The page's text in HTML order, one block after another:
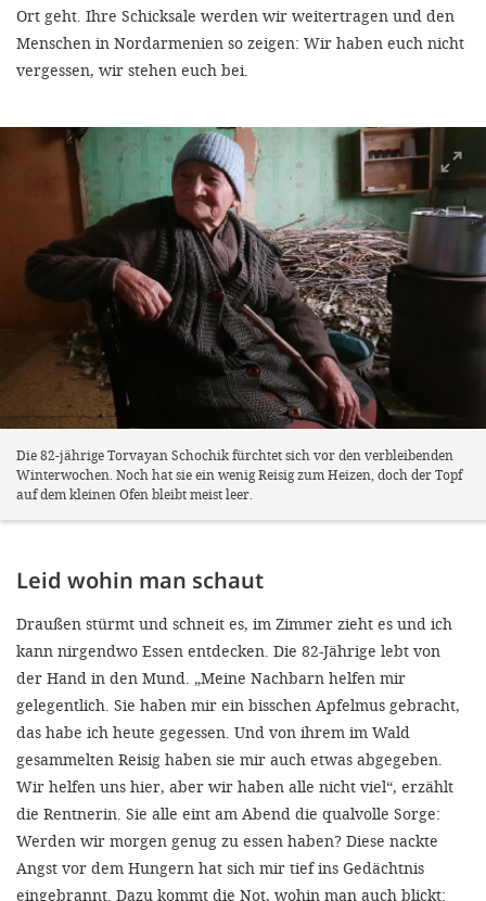
Ort geht. Ihre Schicksale werden wir weitertragen und den
Menschen in Nordarmenien so zeigen: Wir haben euch nicht
vergessen, wir stehen euch bei.
Die 82-jährige Torvayan Schochik fürchtet sich vor den verbleibenden
Winterwochen. Noch hat sie ein wenig Reisig zum Heizen, doch der Topf
auf dem kleinen Ofen bleibt meist leer.
Leid wohin man schaut
Draußen stürmt und schneit es, im Zimmer zieht es und ich
kann nirgendwo Essen entdecken. Die 82-Jährige lebt von
der Hand in den Mund. „Meine Nachbarn helfen mir
gelegentlich. Sie haben mir ein bisschen Apfelmus gebracht,
das habe ich heute gegessen. Und von ihrem im Wald
gesammelten Reisig haben sie mir auch etwas abgegeben.
Wir helfen uns hier, aber wir haben alle nicht viel“, erzählt
die Rentnerin. Sie alle eint am Abend die qualvolle Sorge:
Werden wir morgen genug zu essen haben? Diese nackte
Angst vor dem Hungern hat sich mir tief ins Gedächtnis
eingebrannt. Dazu kommt die Not, wohin man auch blickt: